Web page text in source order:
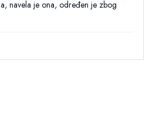
navela je ona, određen je zbog